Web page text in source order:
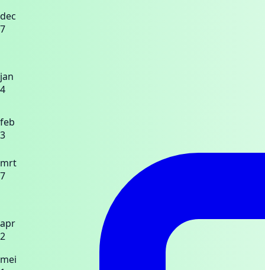
dec
7
jan
4
feb
3
mrt
7
apr
2
mei